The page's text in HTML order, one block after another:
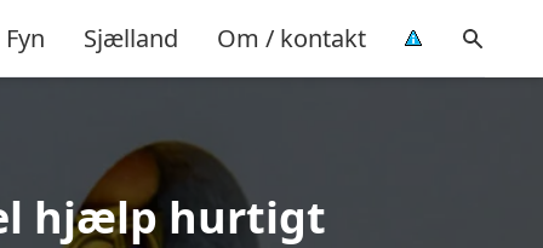
Fyn Sjælland Om / kontakt
hjælp hurtigt